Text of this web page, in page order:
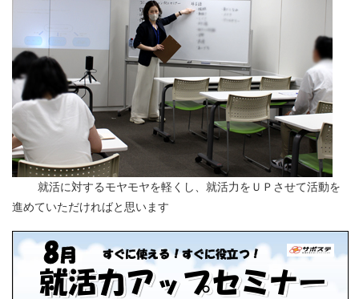
就活に対するモヤモヤを軽くし、就活力をＵＰさせて活動を
進めていただければと思います